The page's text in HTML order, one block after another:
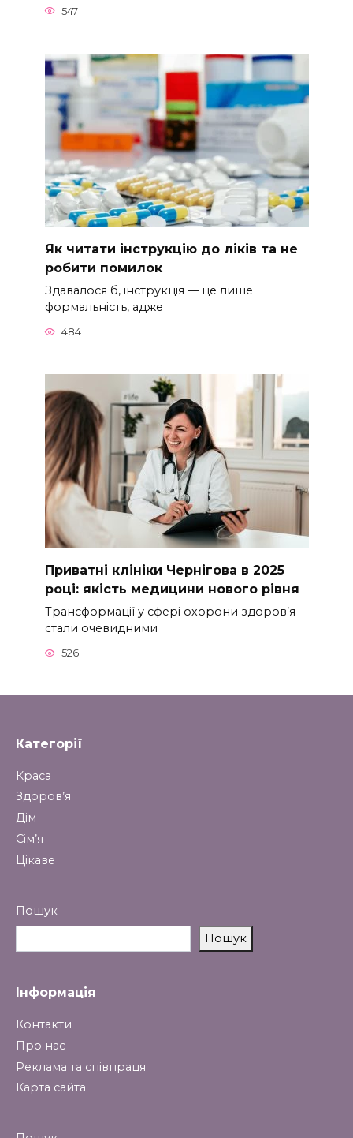
547
Як читати інструкцію до ліків та не
робити помилок
Здавалося б, інструкція — це лише
формальність, адже
484
Приватні клініки Чернігова в 2025
році: якість медицини нового рівня
Трансформації у сфері охорони здоров’я
стали очевидними
526
Категорії
Краса
Здоров’я
Дім
Сім’я
Цікаве
Пошук
Пошук
Інформація
Контакти
Про нас
Реклама та співпраця
Карта сайта